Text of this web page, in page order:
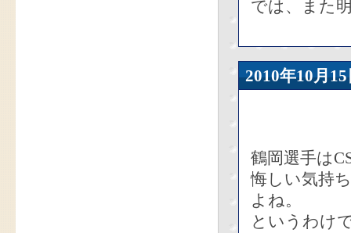
では、また
2010年10
鶴岡選手は
悔しい気持
よね。
というわけ